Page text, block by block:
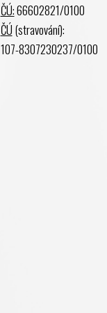
ČÚ:66602821/0100
ČÚ (stravování):
107-8307230237/0100